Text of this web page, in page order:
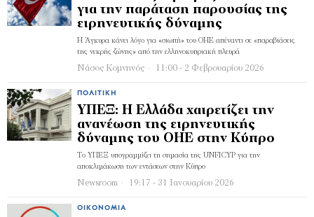
για την παράταση παρουσίας της
ειρηνευτικής δύναμης
Η Άγκυρα κάνει λόγο για «σιωπή» του ΟΗΕ απέναντι σε «παραβιάσεις
της νεκρής ζώνης» από την ελληνοκυπριακή πλευρά
Νάσος Κομνηνός 11:00 - 2 Φεβρουαρίου 2026
ΠΟΛΙΤΙΚΉ
ΥΠΕΞ: Η Ελλάδα χαιρετίζει την
ανανέωση της ειρηνευτικής
δύναμης του ΟΗΕ στην Κύπρο
Το ΥΠΕΞ υπογραμμίζει τη σημασία της UNFICYP για την
αποκλιμάκωση των εντάσεων στην Κύπρο
Newsroom 19:17 - 31 Ιανουαρίου 2026
ΟΙΚΟΝΟΜΊΑ